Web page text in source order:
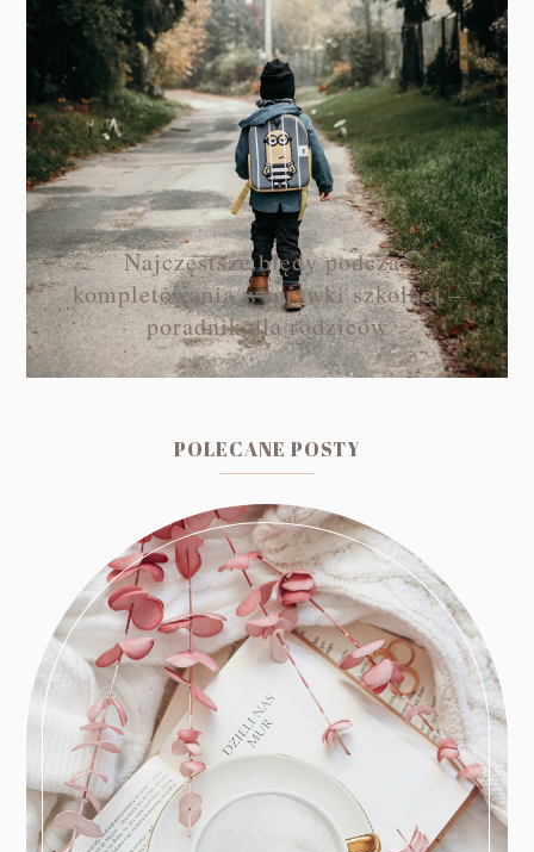
Najczęstsze błędy podczas
kompletowania wyprawki szkolnej –
poradnik dla rodziców
POLECANE POSTY